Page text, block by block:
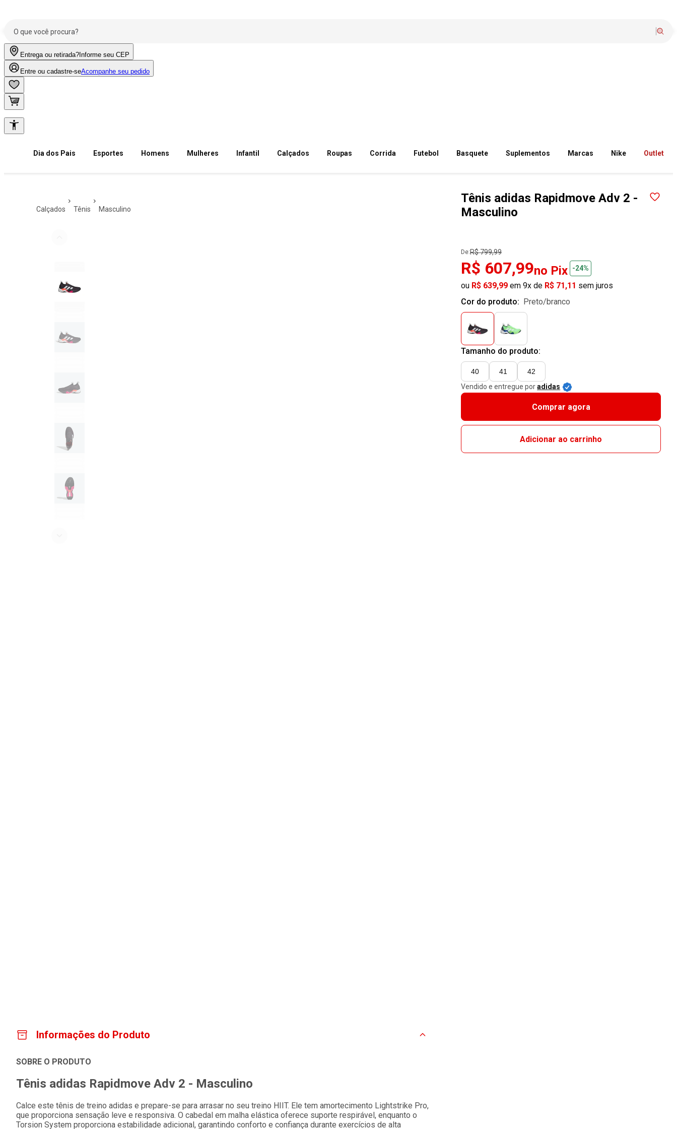
Entrega ou retirada? Informe seu CEP
Entre ou cadastre-seAcompanhe seu pedido
Dia dos Pais Esportes Homens Mulheres Infantil Calçados Roupas Corrida Futebol Basquete Suplementos Marcas Nike Outlet
calçados tênis masculino
Tênis adidas Rapidmove Adv 2 -
Masculino
De:R$ 799,99
R$ 607,99no Pix -24%
ou R$ 639,99 em 9x de R$ 71,11 sem juros
Cor do produto:
preto/branco
Tamanho do produto:
40 41
42
Vendido e entregue poradidas
Comprar agora
Adicionar ao carrinho
Informações do Produto
SOBRE O PRODUTO
Tênis adidas Rapidmove Adv 2 - Masculino
Calce este tênis de treino adidas e prepare-se para arrasar no seu treino HIIT. Ele tem amortecimento Lightstrike Pro,
que proporciona sensação leve e responsiva. O cabedal em malha elástica oferece suporte respirável, enquanto o
Torsion System proporciona estabilidade adicional, garantindo conforto e confiança durante exercícios de alta